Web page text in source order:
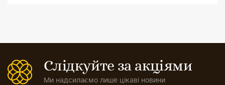
Слідкуйте за акціями
Ми надсилаємо лише цікаві новини